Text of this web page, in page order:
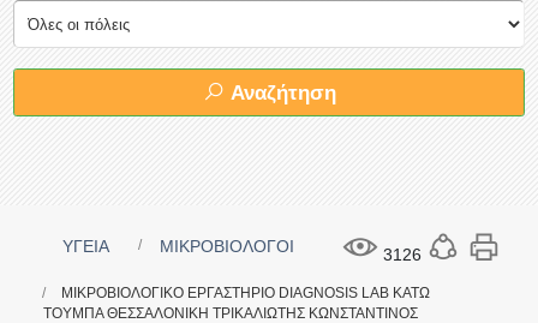
Αναζήτηση
3126
ΥΓΕΙΑ ΜΙΚΡΟΒΙΟΛΟΓΟΙ
ΜΙΚΡΟΒΙΟΛΟΓΙΚΟ ΕΡΓΑΣΤΗΡΙΟ DIAGNOSIS LAB ΚΑΤΩ
ΤΟΥΜΠΑ ΘΕΣΣΑΛΟΝΙΚΗ ΤΡΙΚΑΛΙΩΤΗΣ ΚΩΝΣΤΑΝΤΙΝΟΣ